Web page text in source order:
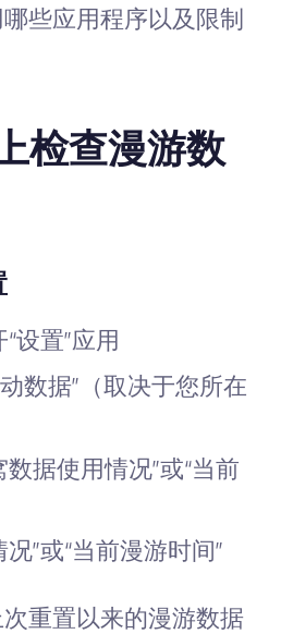
些应用程序以及限制
检查漫游数
设置”应用
动数据”（取决于您所在
据使用情况”或“当前
”或“当前漫游时间”
重置以来的漫游数据